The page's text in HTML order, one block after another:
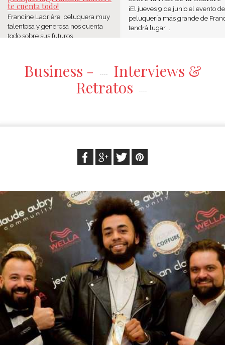
te cuenta todo!
Francine Ladrière, peluquera muy
talentosa y generosa nos cuenta
todo sobre sus futuros ...
¡El jueves 9 de junio el evento de
peluquería más grande de
tendrá lugar ...
Business -
Interviews &
Retratos